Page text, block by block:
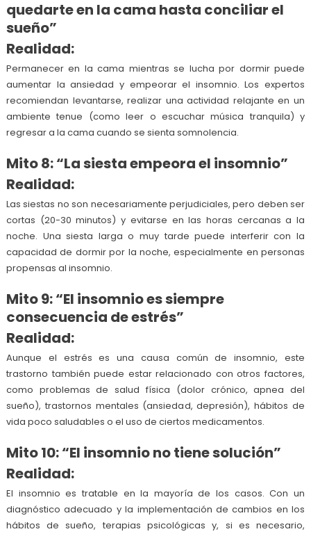
quedarte en la cama hasta conciliar el
sueño”
Realidad:
Permanecer en la cama mientras se lucha por dormir puede
aumentar la ansiedad y empeorar el insomnio. Los expertos
recomiendan levantarse, realizar una actividad relajante en un
ambiente tenue (como leer o escuchar música tranquila) y
regresar a la cama cuando se sienta somnolencia.
Mito 8: “La siesta empeora el insomnio”
Realidad:
Las siestas no son necesariamente perjudiciales, pero deben ser
cortas (20-30 minutos) y evitarse en las horas cercanas a la
noche. Una siesta larga o muy tarde puede interferir con la
capacidad de dormir por la noche, especialmente en personas
propensas al insomnio.
Mito 9: “El insomnio es siempre
consecuencia de estrés”
Realidad:
Aunque el estrés es una causa común de insomnio, este
trastorno también puede estar relacionado con otros factores,
como problemas de salud física (dolor crónico, apnea del
sueño), trastornos mentales (ansiedad, depresión), hábitos de
vida poco saludables o el uso de ciertos medicamentos.
Mito 10: “El insomnio no tiene solución”
Realidad:
El insomnio es tratable en la mayoría de los casos. Con un
diagnóstico adecuado y la implementación de cambios en los
hábitos de sueño, terapias psicológicas y, si es necesario,